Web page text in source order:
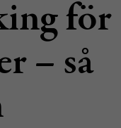
för
– så